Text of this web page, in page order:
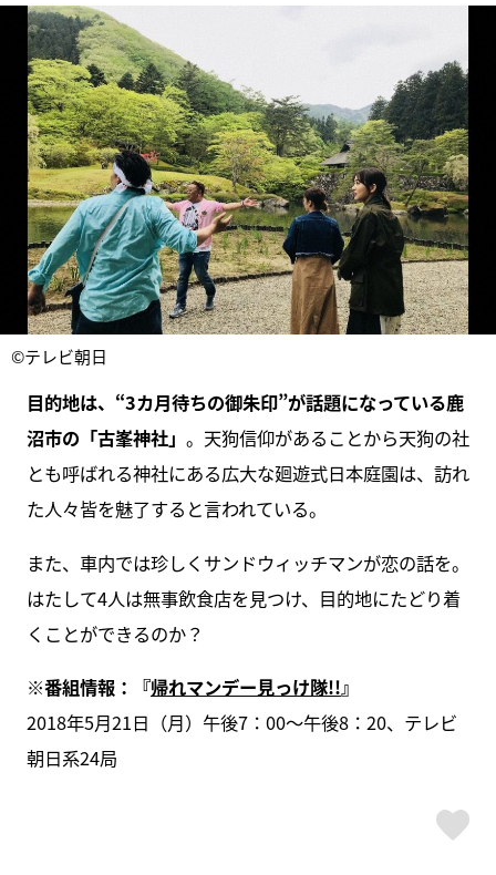
©テレビ朝日
目的地は、“3カ月待ちの御朱印”が話題になっている鹿
沼市の「古峯神社」 。天狗信仰があることから天狗の社
とも呼ばれる神社にある広大な廻遊式日本庭園は、訪れ
た人々皆を魅了すると言われている。
また、車内では珍しくサンドウィッチマンが恋の話を。
はたして4人は無事飲食店を見つけ、目的地にたどり着
くことができるのか？
※番組情報：『帰れマンデー見っけ隊!!』
2018年5月21日（月）午後7：00～午後8：20、テレビ
朝日系24局